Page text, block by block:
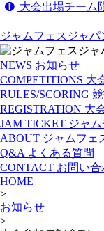
大会出場チーム
ジャムフェスジャパ
NEWS お知らせ
COMPETITIONS 大
RULES/SCORING
REGISTRATION 大
JAM TICKET ジャム
ABOUT ジャムフェ
Q&A よくある質問
CONTACT お問い合
HOME
>
お知らせ
>